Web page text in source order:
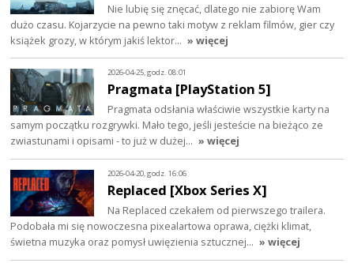
Nie lubię się znęcać, dlatego nie zabiorę Wam
dużo czasu. Kojarzycie na pewno taki motyw z reklam filmów, gier czy
książek grozy, w którym jakiś lektor… » więcej
2026-04-25, godz. 08:01
Pragmata [PlayStation 5]
Pragmata odsłania właściwie wszystkie karty na
samym początku rozgrywki. Mało tego, jeśli jesteście na bieżąco ze
zwiastunami i opisami - to już w dużej… » więcej
2026-04-20, godz. 16:06
Replaced [Xbox Series X]
Na Replaced czekałem od pierwszego trailera.
Podobała mi się nowoczesna pixealartowa oprawa, ciężki klimat,
świetna muzyka oraz pomysł uwięzienia sztucznej… » więcej